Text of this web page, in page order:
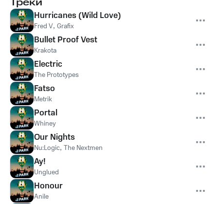
Hurricanes (Wild Love)
Fred V, Grafix
Bullet Proof Vest
Krakota
Electric
The Prototypes
Fatso
Metrik
Portal
Whiney
Our Nights
Nu:Logic, The Nextmen
Ay!
Unglued
Honour
Anile